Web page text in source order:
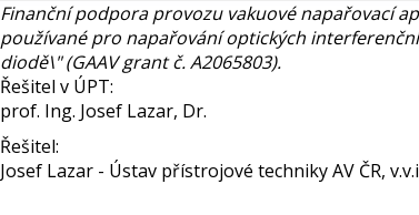
Finanční podpora provozu vakuové napařovací
používané pro napařování optických
diodě\" (GAAV grant č. A2065803).
Řešitel v ÚPT:
prof. Ing. Josef Lazar, Dr.
Řešitel:
Josef Lazar - Ústav přístrojové techniky AV ČR,